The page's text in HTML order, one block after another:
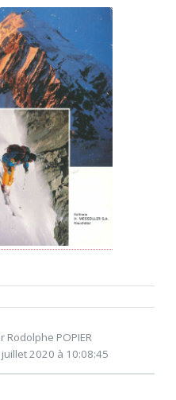
POPIER
2020 à 10:08:45